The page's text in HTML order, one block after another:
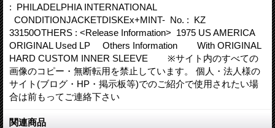
: PHILADELPHIA INTERNATIONAL
CONDITIONJACKETDISKEx+MINT- No. : KZ
33150OTHERS : <Release Information> 1975 US AMERICA
ORIGINAL Used LP Others Information With ORIGINAL
HARD CUSTOM INNER SLEEVE ※サイト内のすべての
画像のコピー・無断転用を禁止しています。 個人・法人様の
サイト(ブログ・HP・掲示板等)でのご紹介で使用されたい場
合は前もってご連絡下さい
関連商品